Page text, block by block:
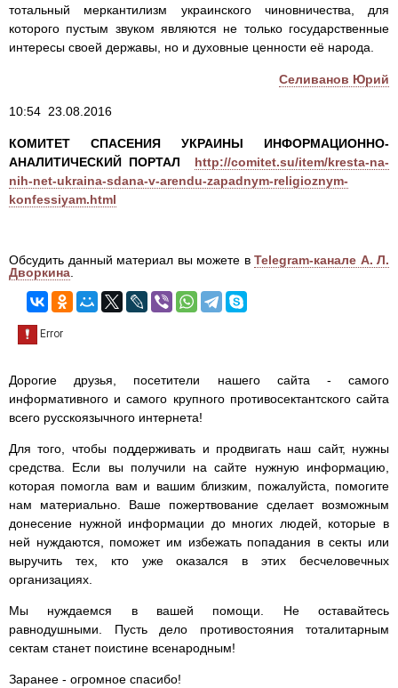
тотальный меркантилизм украинского чиновничества, для
которого пустым звуком являются не только государственные
интересы своей державы, но и духовные ценности её народа.
Селиванов Юрий
10:54 23.08.2016
КОМИТЕТ СПАСЕНИЯ УКРАИНЫ ИНФОРМАЦИОННО-
АНАЛИТИЧЕСКИЙ ПОРТАЛ
http://comitet.su/item/kresta-na-
nih-net-ukraina-sdana-v-arendu-zapadnym-religioznym-
konfessiyam.html
Обсудить данный материал вы можете в Telegram-канале А. Л.
Дворкина.
Дорогие друзья, посетители нашего сайта - самого
информативного и самого крупного противосектантского сайта
всего русскоязычного интернета!
Для того, чтобы поддерживать и продвигать наш сайт, нужны
средства. Если вы получили на сайте нужную информацию,
которая помогла вам и вашим близким, пожалуйста, помогите
нам материально. Ваше пожертвование сделает возможным
донесение нужной информации до многих людей, которые в
ней нуждаются, поможет им избежать попадания в секты или
выручить тех, кто уже оказался в этих бесчеловечных
организациях.
Мы нуждаемся в вашей помощи. Не оставайтесь
равнодушными. Пусть дело противостояния тоталитарным
сектам станет поистине всенародным!
Заранее - огромное спасибо!